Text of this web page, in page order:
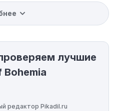
случаях интересующий
со скидкой. Некоторые
и акции напрямую, без
промокода:
только на
или категории. Если вы
товару, не
он не сработает.
лучшие
редактор Pikadil.ru